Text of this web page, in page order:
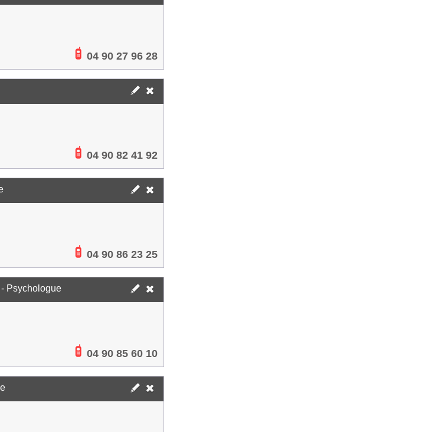
04 90 27 96 28
04 90 82 41 92
04 90 86 23 25
- Psychologue
04 90 85 60 10